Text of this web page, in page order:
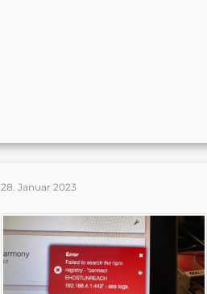
28. Januar 2023